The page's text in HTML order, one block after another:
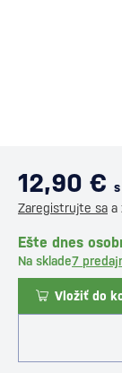
12,90 € s
Zaregistrujte sa a
Ešte dnes
Na sklade7
Vložiť do